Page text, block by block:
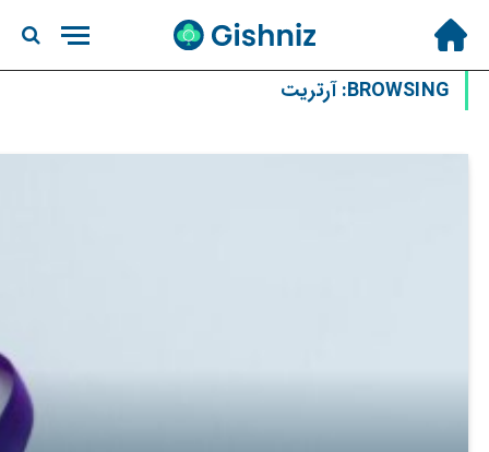
BROWSING: آرتریت